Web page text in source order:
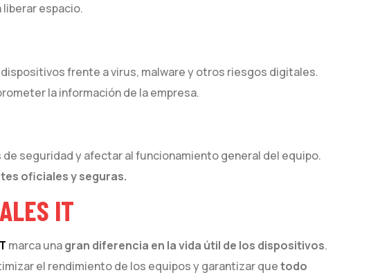
liberar espacio.
frente a virus, malware y otros riesgos digitales.
la información de la empresa.
seguridad y afectar al funcionamiento general del equipo.
oficiales y seguras.
IT
marca unagran diferencia en la vida útil de los dispositivos.
el rendimiento de los equipos y garantizar quetodo